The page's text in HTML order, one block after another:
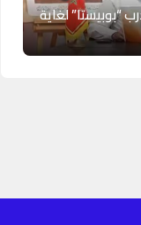
“بوبيستا” لغاية